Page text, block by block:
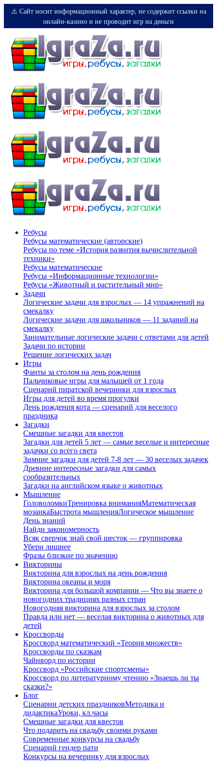
⚠️ Сайт носит информационный характер, не содержит ссылки на
онлайн-казино и не проводит игр на деньги
Ребусы
Ребусы математические (авторские)
Ребусы по теме «История развития вычислительной
техники»
Ребусы математические
Ребусы «Информационные технологии»
Ребусы «Животный и растительный мир»
Задачи
Логические задачи для взрослых — 14 упражнений на
смекалку
Логические задачи для школьников — 11 заданий на
смекалку
Занимательные логические задачи с ответами для детей
Задачи по истории
Решение логических задач
Игры
Фанты за столом на день рождения
Пальчиковые игры для малышей от 1 года
Сценарий пиратской вечеринки для взрослых
Игры для детей во время прогулки
День рождения кота — сценарий для веселого
праздника
Загадки
Смешные загадки для квестов
Загадки для детей 5 лет — самые веселые и интересные
задачки со всего света
Зимние загадки для детей 7-8 лет — 30 веселых задачек
Древние интересные загадки для самых
сообразительных
Загадки на английском языке о животных
Мышление
ГоловоломкиТренировка вниманияМатематическая
мозаикаБыстрота мышленияЛогическое мышление
День знаний
Найди закономерность
Всяк сверчок знай свой шесток — группировка
Убери лишнее
Фразы близкие по значению
Викторины
Викторина для взрослых на день рождения
Викторина океаны и моря
Викторина для большой компании — Что вы знаете о
новогодних традициях разных стран
Новогодняя викторина для взрослых за столом
Правда или нет — веселая викторина о животных для
детей
Кроссворды
Кроссворд математический «Теория множеств»
Кроссворды по сказкам
Чайнворд по истории
Кроссворд «Российские спортсмены»
Кроссворд по литературному чтению «Знаешь ли ты
сказки?»
Блог
Сценарии детских праздниковМетодика и
дидактикаУроки, кл.часы
Смешные загадки для квестов
Что подарить на свадьбу своими руками
Современные конкурсы на свадьбу
Сценарий гендер пати
Конкурсы на вечеринку для взрослых